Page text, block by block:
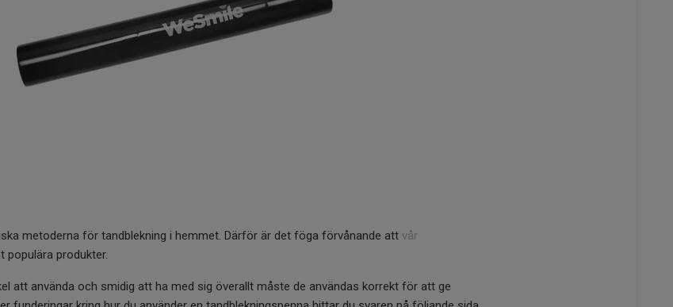
metoderna för tandblekning i hemmet. Därför är det föga förvånande att vår
populära produkter.
att använda och smidig att ha med sig överallt måste de användas korrekt för att ge